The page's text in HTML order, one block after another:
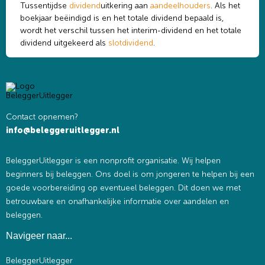
Tussentijdse dividenduitkering aan aandeelhouders. Als het
boekjaar beëindigd is en het totale dividend bepaald is,
wordt het verschil tussen het interim-dividend en het totale
dividend uitgekeerd als slotdividend.
Contact opnemen?
info@beleggeruitlegger.nl
BeleggerUitlegger is een nonprofit organisatie. Wij helpen
beginners bij beleggen. Ons doel is om jongeren te helpen bij een
goede voorbereiding op eventueel beleggen. Dit doen we met
betrouwbare en onafhankelijke informatie over aandelen en
beleggen.
Navigeer naar...
BeleggerUitlegger